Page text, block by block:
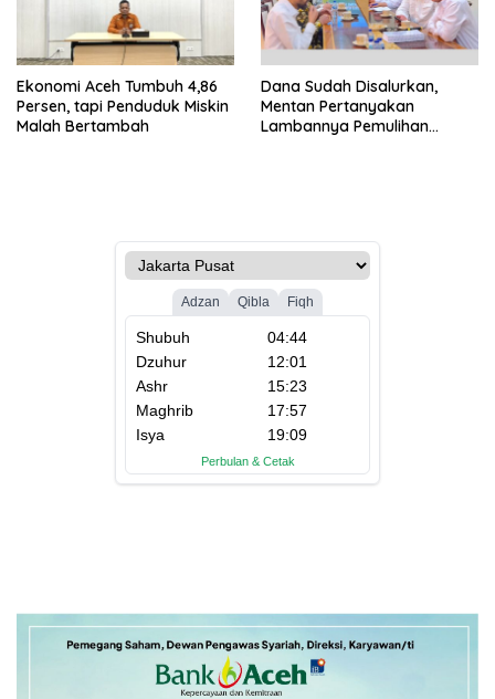
Ekonomi Aceh Tumbuh 4,86
Persen, tapi Penduduk Miskin
Malah Bertambah
Dana Sudah Disalurkan,
Mentan Pertanyakan
Lambannya Pemulihan